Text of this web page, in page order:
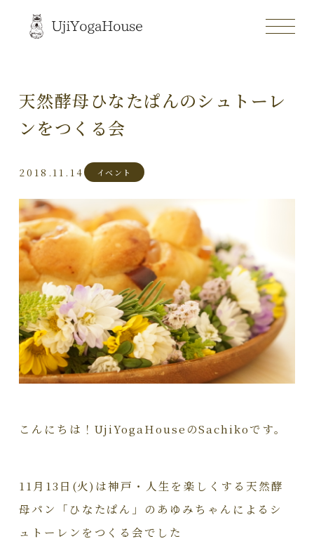
天然酵母ひなたぱんのシュトーレ
ンをつくる会
2018.11.14 イベント
こんにちは！UjiYogaHouseのSachikoです。
11月13日(火)は神戸・人生を楽しくする天然酵
母パン「ひなたぱん」のあゆみちゃんによるシ
ュトーレンをつくる会でした